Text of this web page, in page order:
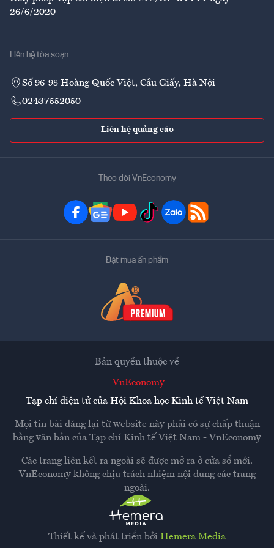
26/6/2020
Liên hệ tòa soạn
Số 96-98 Hoàng Quốc Việt, Cầu Giấy, Hà Nội
02437552050
Liên hệ quảng cáo
Theo dõi VnEconomy
Đặt mua ấn phẩm
Thiết kế và phát triển bởi Hemera Media
Bản quyền thuộc về
VnEconomy
Tạp chí điện tử của Hội Khoa học Kinh tế Việt Nam
Mọi tin bài đăng lại từ website này phải có sự chấp thuận
bằng văn bản của Tạp chí Kinh tế Việt Nam - VnEconomy
Các trang liên kết ra ngoài sẽ được mở ra ở cửa sổ mới.
VnEconomy không chịu trách nhiệm nội dung các trang
ngoài.